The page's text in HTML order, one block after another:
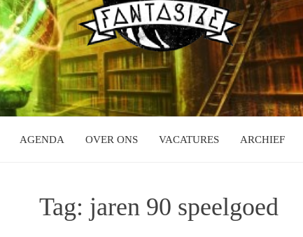
AGENDA OVER ONS VACATURES ARCHIEF
Tag: jaren 90 speelgoed